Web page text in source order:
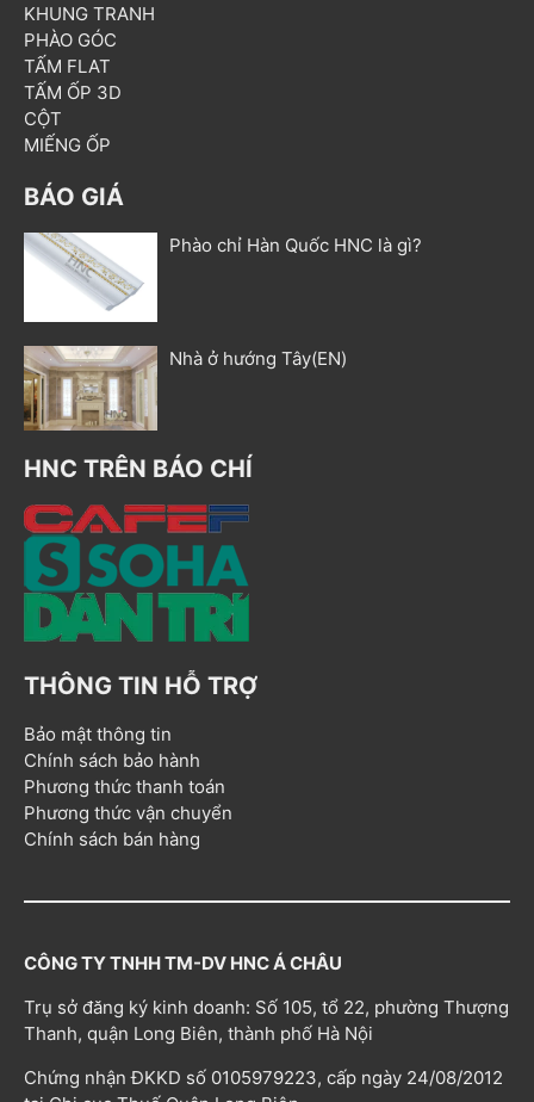
KHUNG TRANH
PHÀO GÓC
TẤM FLAT
TẤM ỐP 3D
CỘT
MIẾNG ỐP
BÁO GIÁ
Phào chỉ Hàn Quốc HNC là gì?
Nhà ở hướng Tây(EN)
HNC TRÊN BÁO CHÍ
THÔNG TIN HỖ TRỢ
Bảo mật thông tin
Chính sách bảo hành
Phương thức thanh toán
Phương thức vận chuyển
Chính sách bán hàng
CÔNG TY TNHH TM-DV HNC Á CHÂU
Trụ sở đăng ký kinh doanh: Số 105, tổ 22, phường Thượng
Thanh, quận Long Biên, thành phố Hà Nội
Chứng nhận ĐKKD số 0105979223, cấp ngày 24/08/2012